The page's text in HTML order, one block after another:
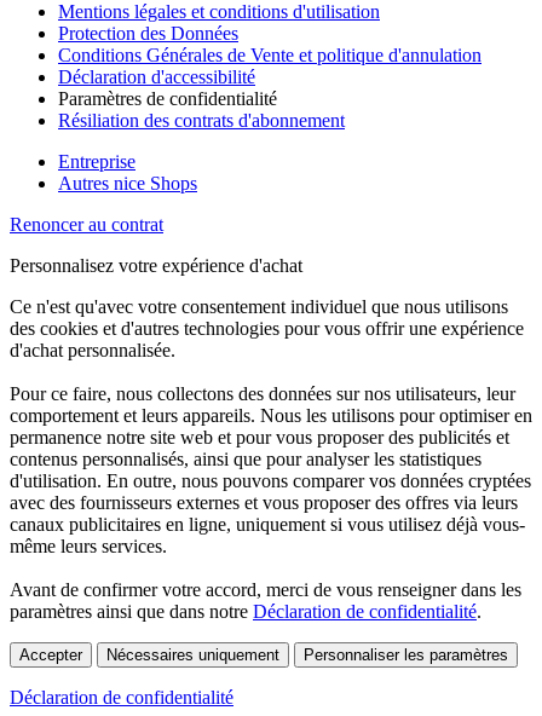
Mentions légales et conditions d'utilisation
Protection des Données
Conditions Générales de Vente et politique d'annulation
Déclaration d'accessibilité
Paramètres de confidentialité
Résiliation des contrats d'abonnement
Entreprise
Autres nice Shops
Renoncer au contrat
Personnalisez votre expérience d'achat
Ce n'est qu'avec votre consentement individuel que nous utilisons
des cookies et d'autres technologies pour vous offrir une expérience
d'achat personnalisée.
Pour ce faire, nous collectons des données sur nos utilisateurs, leur
comportement et leurs appareils. Nous les utilisons pour optimiser en
permanence notre site web et pour vous proposer des publicités et
contenus personnalisés, ainsi que pour analyser les statistiques
d'utilisation. En outre, nous pouvons comparer vos données cryptées
avec des fournisseurs externes et vous proposer des offres via leurs
canaux publicitaires en ligne, uniquement si vous utilisez déjà vous-
même leurs services.
Avant de confirmer votre accord, merci de vous renseigner dans les
paramètres ainsi que dans notre Déclaration de confidentialité.
Accepter Nécessaires uniquement Personnaliser les paramètres
Déclaration de confidentialité